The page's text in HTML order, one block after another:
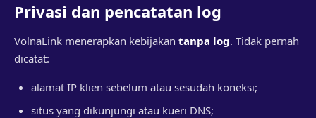
Privasi dan pencatatan log
VolnaLink menerapkan kebijakan tanpa log. Tidak pernah
dicatat:
alamat IP klien sebelum atau sesudah koneksi;
situs yang dikunjungi atau kueri DNS;